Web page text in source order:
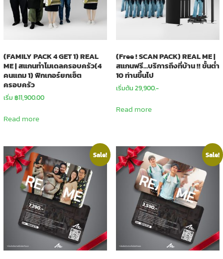
(FAMILY PACK 4 GET 1) REAL
ME | สแกนทำโมเดลครอบครัว(4
คนแถม 1) ฟิกเกอร์ยกเซ็ต
ครอบครัว
เริ่ม ฿11,900.00
Read more
(Free ! SCAN PACK) REAL ME |
สแกนฟรี…บริการถึงที่บ้าน !! ขั้นต่ำ
10 ท่านขึ้นไป
เริ่มต้น 29,900.-
Read more
Sale! Sale!